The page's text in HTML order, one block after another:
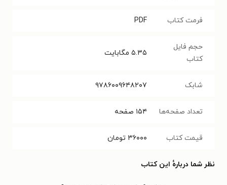
فرمت کتاب PDF
حجم فایل
کتاب
۵.۳۵ مگابایت
شابک ۹۷۸۶۰۰۹۶۴۸۲۰۷
تعداد صفحه‌ها ۱۵۴ صفحه
قیمت کتاب ۳۶۰۰۰ تومان
نظر شما دربارهٔ این کتاب